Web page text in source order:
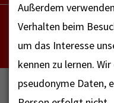
NOTRUF -
Außerdem
Verhalten beim
um das Interesse
kennen zu lernen.
pseudonyme Daten,